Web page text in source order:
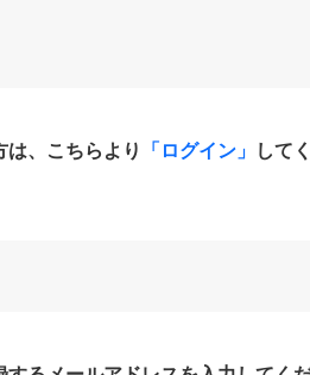
、こちらより 「ログイン」 して